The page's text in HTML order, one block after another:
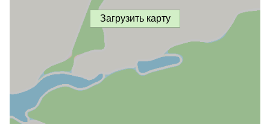
Загрузить карту